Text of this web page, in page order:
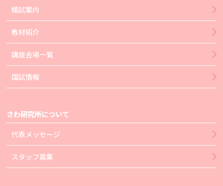
模試案内
教材紹介
講座会場一覧
国試情報
さわ研究所について
代表メッセージ
スタッフ募集